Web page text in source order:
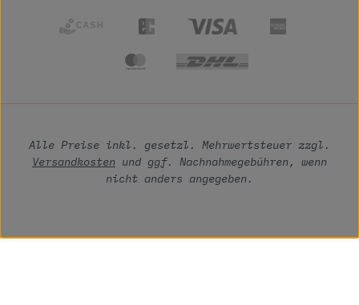
Alle Preise inkl. gesetzl. Mehrwertsteuer zzgl.
Versandkosten und ggf. Nachnahmegebühren, wenn
nicht anders angegeben.